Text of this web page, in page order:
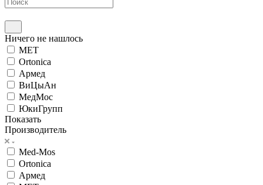
Ничего не нашлось
MET
Ortonica
Армед
ВиЦыАн
МедМос
ЮкиГрупп
Показать
Производитель
Med-Mos
Ortonica
Армед